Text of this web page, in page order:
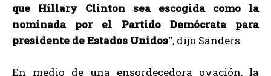
que Hillary Clinton sea escogida como la
nominada por el Partido Demócrata para
presidente de Estados Unidos“, dijo Sanders.
En medio de una ensordecedora ovación, la